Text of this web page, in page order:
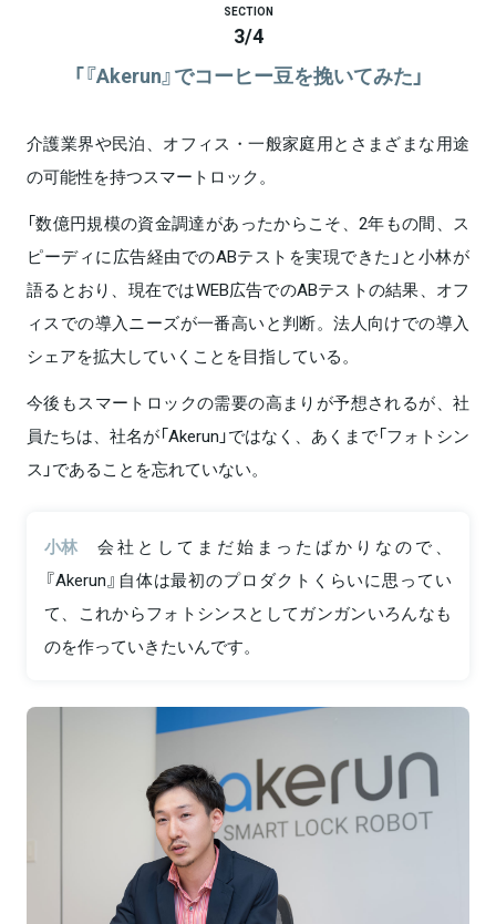
SECTION
3/4
「『Akerun』でコーヒー豆を挽いてみた」
介護業界や民泊、オフィス・一般家庭用とさまざまな用途
の可能性を持つスマートロック。
「数億円規模の資金調達があったからこそ、2年もの間、ス
ピーディに広告経由でのABテストを実現できた」と小林が
語るとおり、現在ではWEB広告でのABテストの結果、オフ
ィスでの導入ニーズが一番高いと判断。法人向けでの導入
シェアを拡大していくことを目指している。
今後もスマートロックの需要の高まりが予想されるが、社
員たちは、社名が「Akerun」ではなく、あくまで「フォトシン
ス」であることを忘れていない。
小林
会社としてまだ始まったばかりなので、
『Akerun』自体は最初のプロダクトくらいに思ってい
て、これからフォトシンスとしてガンガンいろんなも
のを作っていきたいんです。